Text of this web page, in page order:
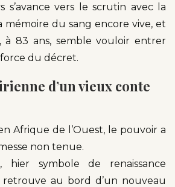
s’avance vers le scrutin avec la
mémoire du sang encore vive, et
à 83 ans, semble vouloir entrer
force du décret.
d’un vieux conte
Afrique de l’Ouest, le pouvoir a
non tenue.
hier symbole de renaissance
retrouve au bord d’un nouveau